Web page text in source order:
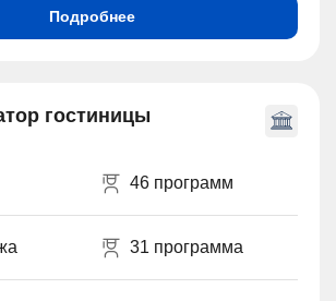
Подробнее
гостиницы
46 программ
31 программа